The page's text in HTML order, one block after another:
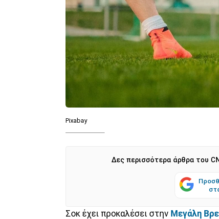
Pixabay
Δες περισσότερα άρθρα του
Σοκ έχει προκαλέσει στην Μεγάλη